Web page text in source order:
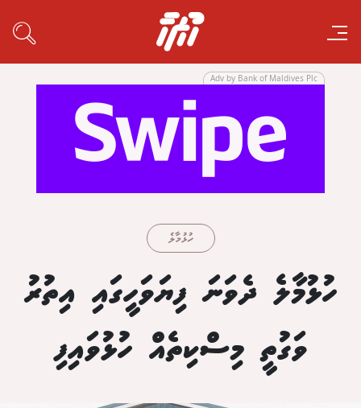
Adv by Bank of Maldives Plc
ހުޅުމާލެ
ހުޅުމާލެ ދެވަނަ ފިޔަވަހީގައި އިތުރު
ވަގުތީ މިސްކިތެއް ހުޅުވައިފި